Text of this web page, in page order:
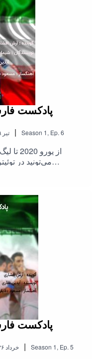
۱۴۰۰ تیر ۹, چهارشنبه | Season 1, Ep. 6
از
اینستاگرام دنبال کنید
۱۴۰۰ خرداد ۲۶, چهارشنبه | Season 1, Ep. 5